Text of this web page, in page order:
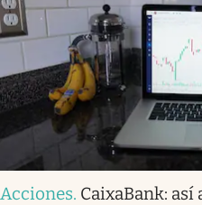
Acciones. CaixaBank: